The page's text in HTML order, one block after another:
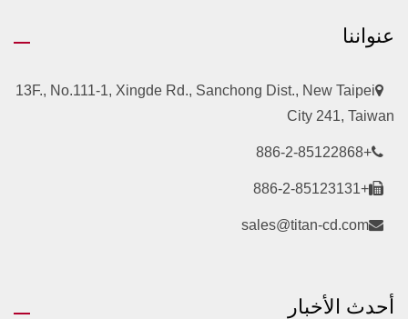
عنواننا
13F., No.111-1, Xingde Rd., Sanchong Dist., New Taipei
City 241, Taiwan
+886-2-85122868
+886-2-85123131
sales@titan-cd.com
أحدث الأخبار